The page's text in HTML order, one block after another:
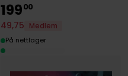
19900
49,75
Medlem
På nettlager